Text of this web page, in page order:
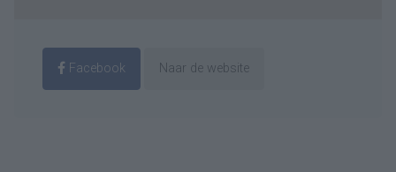
Facebook Naar de website